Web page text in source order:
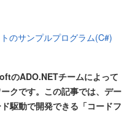
のサンプルプログラム(C#)
ADO.NETチームによって
クです。この記事では、デー
駆動で開発できる「コードフ